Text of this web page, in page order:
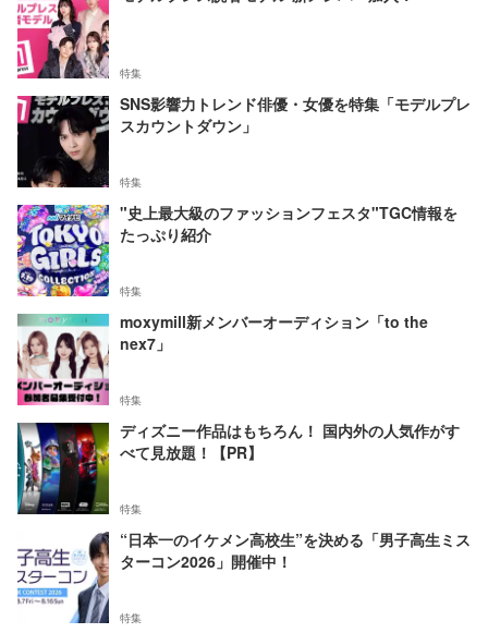
特集
SNS影響力トレンド俳優・女優を特集「モデルプレ
スカウントダウン」
特集
"史上最大級のファッションフェスタ"TGC情報を
たっぷり紹介
特集
moxymill新メンバーオーディション「to the
nex7」
特集
ディズニー作品はもちろん！ 国内外の人気作がす
べて見放題！【PR】
特集
“日本一のイケメン高校生”を決める「男子高生ミス
ターコン2026」開催中！
特集